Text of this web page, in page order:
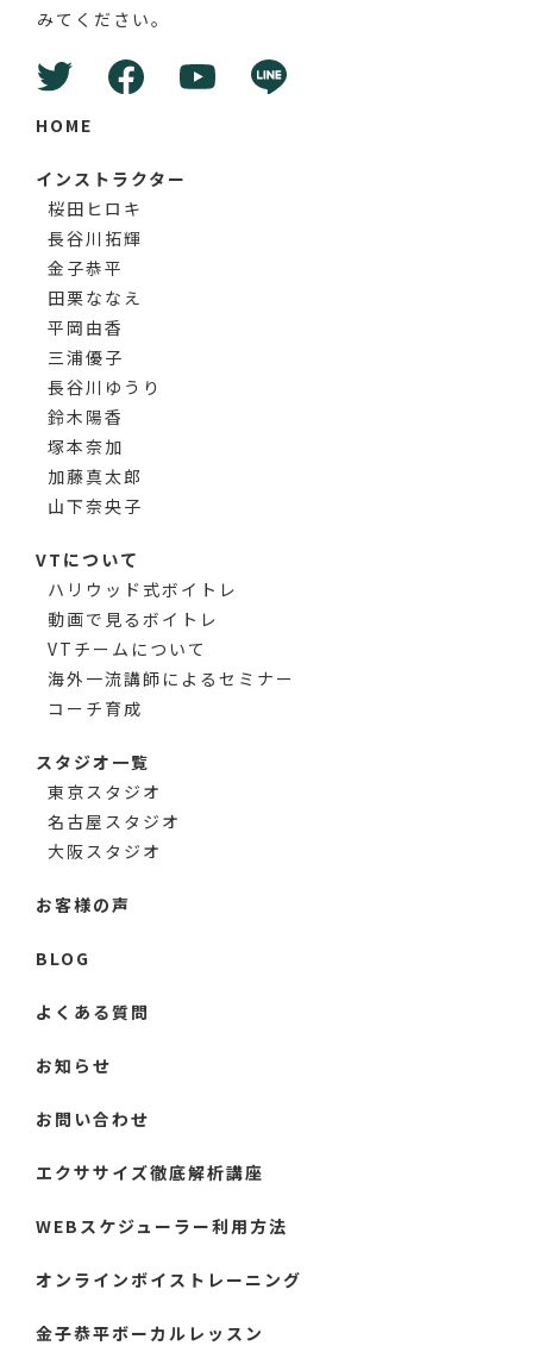
みてください。
HOME
インストラクター
桜田ヒロキ
長谷川拓輝
金子恭平
田栗ななえ
平岡由香
三浦優子
長谷川ゆうり
鈴木陽香
塚本奈加
加藤真太郎
山下奈央子
VTについて
ハリウッド式ボイトレ
動画で見るボイトレ
VTチームについて
海外一流講師によるセミナー
コーチ育成
スタジオ一覧
東京スタジオ
名古屋スタジオ
大阪スタジオ
お客様の声
BLOG
よくある質問
お知らせ
お問い合わせ
エクササイズ徹底解析講座
WEBスケジューラー利用方法
オンラインボイストレーニング
金子恭平ボーカルレッスン